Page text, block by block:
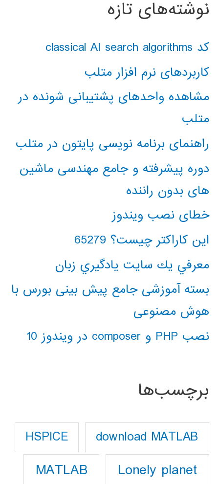
نوشته‌های تازه
کد classical AI search algorithms
کاربردهای نرم افزار متلب
مشاهده واحدهای پشتیبانی شونده در
متلب
راهنمای برنامه نویسی پایتون در متلب
دوره پیشرفته و جامع مهندسی ماشین
های بدون راننده
خطای نصب ویندوز
این کاراکتر چیست؟ 65279
معرفي يك سايت يادگيري زبان
بسته آموزشی جامع پیش بینی بورس با
هوش مصنوعی
نصب PHP و composer در ویندوز 10
برچسب‌ها
download MATLAB
HSPICE
Lonely planet
MATLAB